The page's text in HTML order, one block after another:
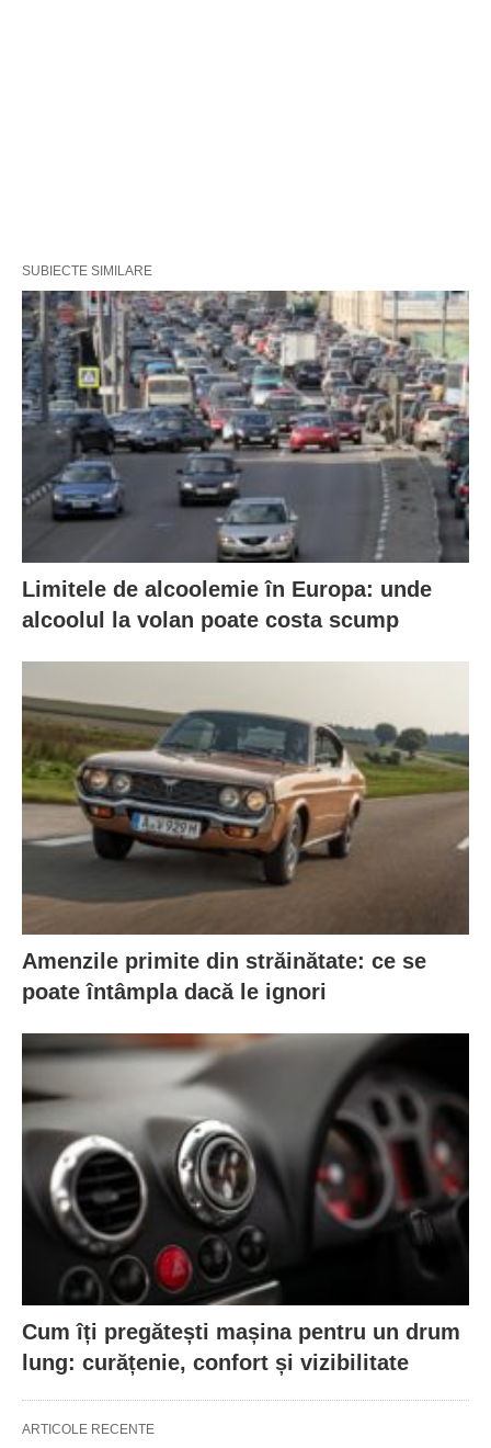
SUBIECTE SIMILARE
Limitele de alcoolemie în Europa: unde
alcoolul la volan poate costa scump
Amenzile primite din străinătate: ce se
poate întâmpla dacă le ignori
Cum îți pregătești mașina pentru un drum
lung: curățenie, confort și vizibilitate
ARTICOLE RECENTE